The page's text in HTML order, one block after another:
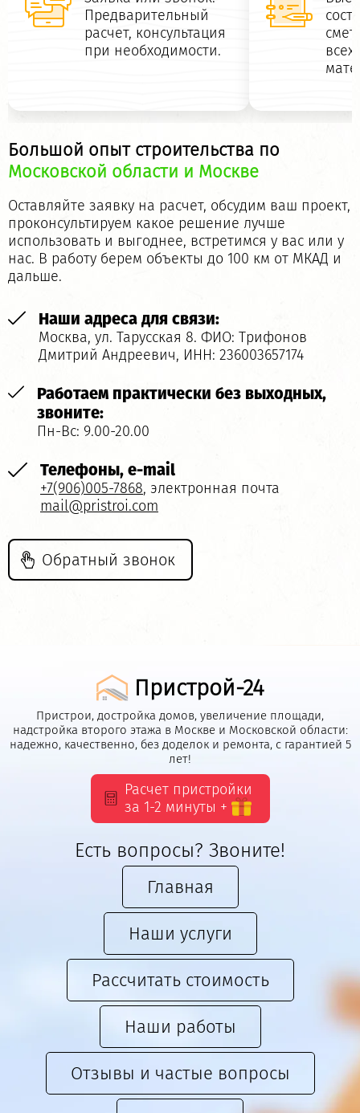
Предварительный
расчет, консультация
при необходимости.
Большой опыт строительства по
Московской области и Москве
Оставляйте заявку на расчет, обсудим ваш проект,
проконсультируем какое решение лучше
использовать и выгоднее, встретимся у вас или у
нас. В работу берем объекты до 100 км от МКАД и
дальше.
Наши адреса для связи:
Москва, ул. Тарусская 8. ФИО: Трифонов
Дмитрий Андреевич, ИНН: 236003657174
Работаем практически без выходных,
звоните:
Пн-Вс: 9.00-20.00
Телефоны, e-mail
+7(906)005-7868, электронная почта
mail@pristroi.com
Обратный звонок
Пристрой-24
Пристрои, достройка домов, увеличение площади,
надстройка второго этажа в Москве и Московской области:
надежно, качественно, без доделок и ремонта, с гарантией 5
лет!
Расчет пристройки
за 1-2 минуты +
Есть вопросы? Звоните!
Главная
Наши услуги
Рассчитать стоимость
Наши работы
Отзывы и частые вопросы